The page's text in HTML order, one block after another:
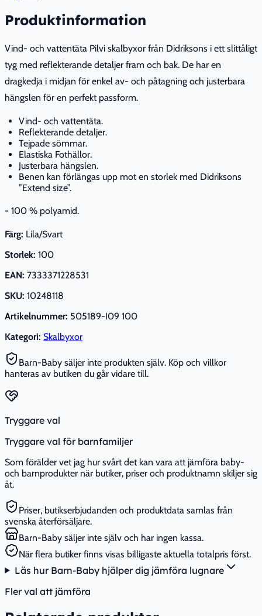
Produktinformation
Vind- och vattentäta Pilvi skalbyxor från Didriksons i ett slittåligt
tyg med reflekterande detaljer fram och bak. De har en
dragkedja i midjan för enkel av- och påtagning och justerbara
hängslen för en perfekt passform.
Vind- och vattentäta.
Reflekterande detaljer.
Tejpade sömmar.
Elastiska Fothällor.
Justerbara hängslen.
Benen kan förlängas upp mot en storlek med Didriksons
”Extend size”.
- 100 % polyamid.
Färg: Lila/Svart
Storlek: 100
EAN: 7333371228531
SKU: 10248118
Artikelnummer: 505189-I09 100
Kategori: Skalbyxor
Barn-Baby säljer inte produkten själv. Köp och villkor
hanteras av butiken du går vidare till.
Tryggare val
Tryggare val för barnfamiljer
Som förälder vet jag hur svårt det kan vara att jämföra baby-
och barnprodukter när butiker, priser och produktnamn skiljer sig
åt.
Priser, butikserbjudanden och produktdata samlas från
svenska återförsäljare.
Barn-Baby säljer inte själv och har ingen kassa.
När flera butiker finns visas billigaste aktuella totalpris först.
Läs hur Barn-Baby hjälper dig jämföra lugnare
Fler val att jämföra